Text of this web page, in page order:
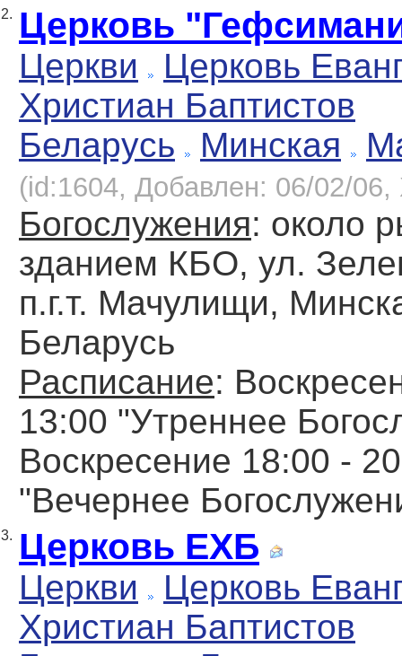
2. Церковь
Церкви
Церковь
Христиан Баптистов
Беларусь
Минская
(id:1604, Добавлен: 06/02/06,
Богослужения: около
зданием КБО, ул.
п.г.т. Мачулищи,
Беларусь
Расписание:
13:00 "Утреннее
Воскресение 18:00 -
"Вечернее
3. Церковь ЕХБ
Церкви
Церковь
Христиан Баптистов